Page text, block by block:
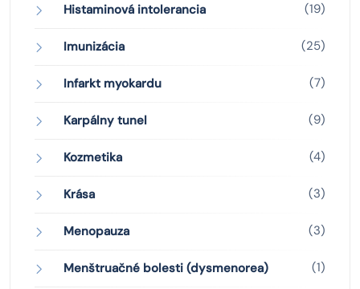
Histaminová intolerancia (19)
Imunizácia (25)
Infarkt myokardu (7)
Karpálny tunel (9)
Kozmetika (4)
Krása (3)
Menopauza (3)
Menštruačné bolesti (dysmenorea) (1)